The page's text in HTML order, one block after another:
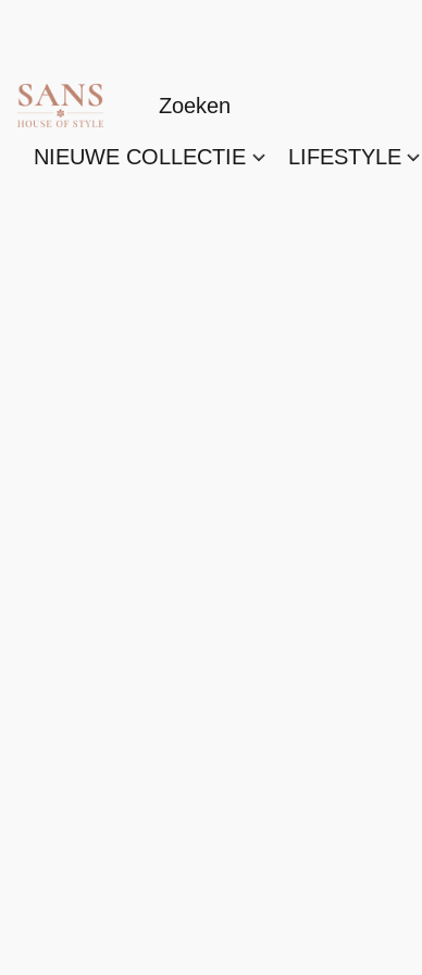
NIEUWE COLLECTIE LIFESTYLE